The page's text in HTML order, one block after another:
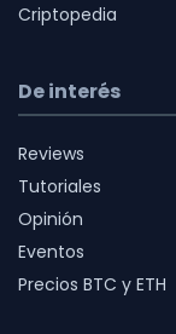
Criptopedia
De interés
Reviews
Tutoriales
Opinión
Eventos
Precios BTC y ETH